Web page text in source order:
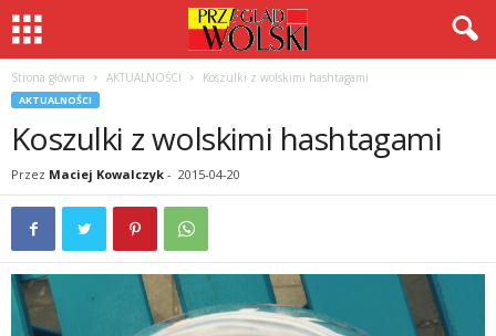
Strona główna AKTUALNOŚCI Koszulki z wolskimi hashtagami
AKTUALNOŚCI
Koszulki z wolskimi hashtagami
Przez Maciej Kowalczyk - 2015-04-20